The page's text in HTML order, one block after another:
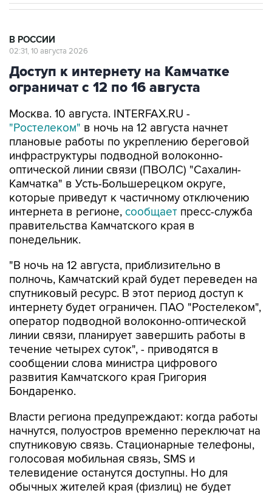
В РОССИИ
02:31, 10 августа 2026
Доступ к интернету на Камчатке
ограничат с 12 по 16 августа
Москва. 10 августа. INTERFAX.RU -
"Ростелеком" в ночь на 12 августа начнет
плановые работы по укреплению береговой
инфраструктуры подводной волоконно-
оптической линии связи (ПВОЛС) "Сахалин-
Камчатка" в Усть-Большерецком округе,
которые приведут к частичному отключению
интернета в регионе, сообщает пресс-служба
правительства Камчатского края в
понедельник.
"В ночь на 12 августа, приблизительно в
полночь, Камчатский край будет переведен на
спутниковый ресурс. В этот период доступ к
интернету будет ограничен. ПАО "Ростелеком",
оператор подводной волоконно-оптической
линии связи, планирует завершить работы в
течение четырех суток", - приводятся в
сообщении слова министра цифрового
развития Камчатского края Григория
Бондаренко.
Власти региона предупреждают: когда работы
начнутся, полуостров временно переключат на
спутниковую связь. Стационарные телефоны,
голосовая мобильная связь, SMS и
телевидение останутся доступны. Но для
обычных жителей края (физлиц) не будет